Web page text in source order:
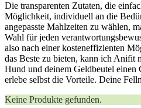
Die transparenten Zutaten, die
Möglichkeit, individuell an ⁣die
angepasste Mahlzeiten zu wählen,⁤
Wahl für jeden
also nach ⁤einer kosteneffizienten
das ⁣Beste zu bieten, kann ich Anifit‍
Hund und⁢ deinem Geldbeutel einen
erlebe ​selbst die Vorteile. Deine
Keine Produkte gefunden.